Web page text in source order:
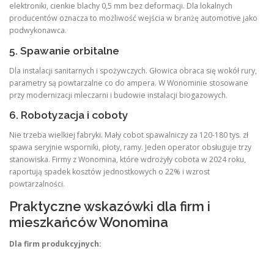
elektroniki, cienkie blachy 0,5 mm bez deformacji. Dla lokalnych
producentów oznacza to możliwość wejścia w branżę automotive jako
podwykonawca.
5. Spawanie orbitalne
Dla instalacji sanitarnych i spożywczych. Głowica obraca się wokół rury,
parametry są powtarzalne co do ampera. W Wonominie stosowane
przy modernizacji mleczarni i budowie instalacji biogazowych.
6. Robotyzacja i coboty
Nie trzeba wielkiej fabryki. Mały cobot spawalniczy za 120-180 tys. zł
spawa seryjnie wsporniki, płoty, ramy. Jeden operator obsługuje trzy
stanowiska. Firmy z Wonomina, które wdrożyły cobota w 2024 roku,
raportują spadek kosztów jednostkowych o 22% i wzrost
powtarzalności.
Praktyczne wskazówki dla firm i
mieszkańców Wonomina
Dla firm produkcyjnych: